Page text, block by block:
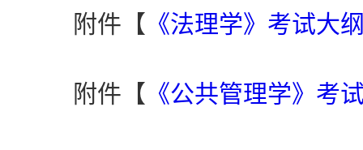
附件【 《法理学》考试大
附件【 《公共管理学》考